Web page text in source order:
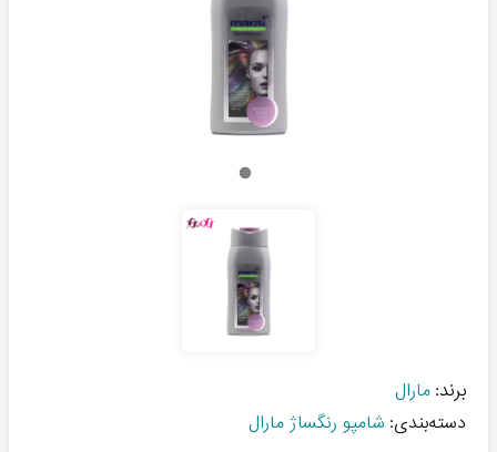
برند: مارال
دسته‌بندی: شامپو رنگساژ مارال